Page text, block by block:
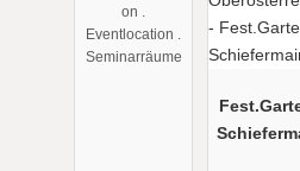
on .
Eventlocation .
Seminarräume